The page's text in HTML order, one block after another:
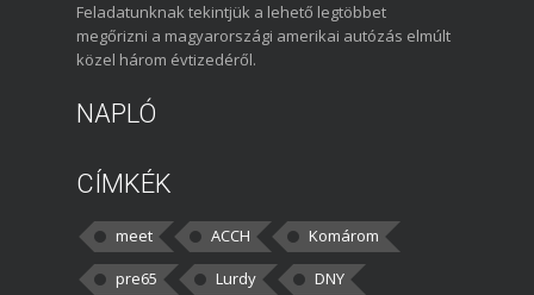
Feladatunknak tekintjük a lehető legtöbbet
megőrizni a magyarországi amerikai autózás elmúlt
közel három évtizedéről.
NAPLÓ
CÍMKÉK
meet ACCH
Komárom
pre65
Lurdy
DNY